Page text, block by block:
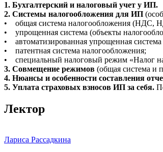
1. Бухгалтерский и налоговый учет у ИП.
2. Системы налогообложения для ИП
• общая система налогообложения (НДС,
• упрощенная система (объекты
• автоматизированная упрощенная
• патентная система налогообложения;
• специальный налоговый режим «Налог
3. Совмещение режимов (общая система и
4. Нюансы и особенности составления
5. Уплата страховых взносов ИП за себя.
Лектор
Лариса Рассадкина